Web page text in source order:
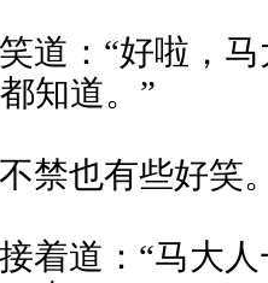
道：“好啦，
知道。”
禁也有些好笑
着道：“马大